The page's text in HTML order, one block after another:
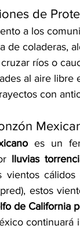
de
a los
de coladeras,
ríos o
al aire libre
con
es un
lluvias
vientos
estos
de California